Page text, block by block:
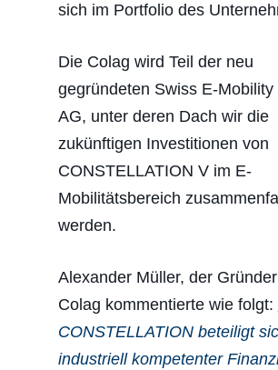
sich im Portfolio des
Die Colag wird Teil der neu
gegründeten Swiss E-Mobility
AG, unter deren Dach wir die
zukünftigen Investitionen von
CONSTELLATION V im E-
Mobilitätsbereich
werden.
Alexander Müller, der
Colag kommentierte wie folgt:
CONSTELLATION beteiligt
industriell kompetenter